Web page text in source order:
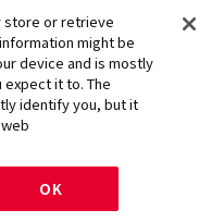
）：アーティストや
運営する仕事
store or retrieve
might be
device and is mostly
it to. The
identify you, but it
OK